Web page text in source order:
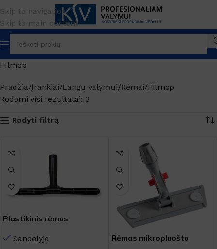
Skip to navigation
Skip to main content
FIlmop
Pradžia Įrankiai Langų valymui Rėmai FIlmop
Rodomi visi rezultatai: 3
Rodyti filtrą
Plastikinis rėmas
Sandėlyje
Rėmas mikropluošto